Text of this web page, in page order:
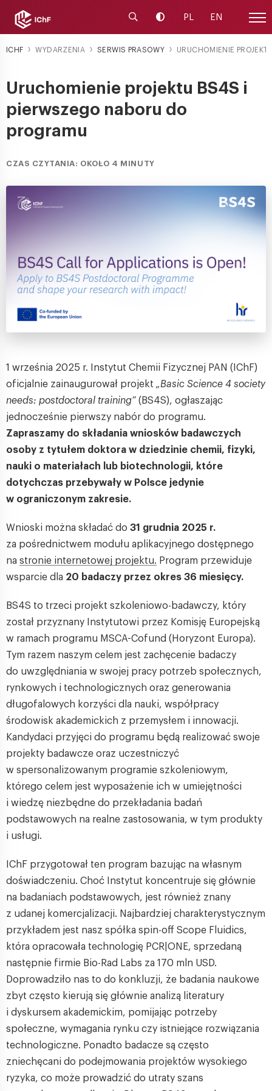
Uruchom wyszukiwarkę
Zmień kontrast
PL EN
ICHF WYDARZENIA SERWIS PRASOWY URUCHOMIENIE
Uruchomienie projektu BS4S i
pierwszego naboru do
programu
CZAS CZYTANIA: OKOŁO 4 MINUTY
1 września 2025 r. Instytut Chemii Fizycznej PAN (IChF)
oficjalnie zainaugurował projekt „Basic Science 4 society
needs: postdoctoral training” (BS4S), ogłaszając
jednocześnie pierwszy nabór do programu.
Zapraszamy do składania wniosków badawczych
osoby z tytułem doktora w dziedzinie chemii, fizyki,
nauki o materiałach lub biotechnologii, które
dotychczas przebywały w Polsce jedynie
w ograniczonym zakresie.
Wnioski można składać do 31 grudnia 2025 r.
za pośrednictwem modułu aplikacyjnego dostępnego
na stronie internetowej projektu. Program przewiduje
wsparcie dla 20 badaczy przez okres 36 miesięcy.
BS4S to trzeci projekt szkoleniowo-badawczy, który
został przyznany Instytutowi przez Komisję Europejską
w ramach programu MSCA-Cofund (Horyzont Europa).
Tym razem naszym celem jest zachęcenie badaczy
do uwzględniania w swojej pracy potrzeb społecznych,
rynkowych i technologicznych oraz generowania
długofalowych korzyści dla nauki, współpracy
środowisk akademickich z przemysłem i innowacji.
Kandydaci przyjęci do programu będą realizować swoje
projekty badawcze oraz uczestniczyć
w spersonalizowanym programie szkoleniowym,
którego celem jest wyposażenie ich w umiejętności
i wiedzę niezbędne do przekładania badań
podstawowych na realne zastosowania, w tym produkty
i usługi.
IChF przygotował ten program bazując na własnym
doświadczeniu. Choć Instytut koncentruje się głównie
na badaniach podstawowych, jest również znany
z udanej komercjalizacji. Najbardziej charakterystycznym
przykładem jest nasz spółka spin-off Scope Fluidics,
która opracowała technologię PCR|ONE, sprzedaną
następnie firmie Bio-Rad Labs za 170 mln USD.
Doprowadziło nas to do konkluzji, że badania naukowe
zbyt często kierują się głównie analizą literatury
i dyskursem akademickim, pomijając potrzeby
społeczne, wymagania rynku czy istniejące rozwiązania
technologiczne. Ponadto badacze są często
zniechęcani do podejmowania projektów wysokiego
ryzyka, co może prowadzić do utraty szans